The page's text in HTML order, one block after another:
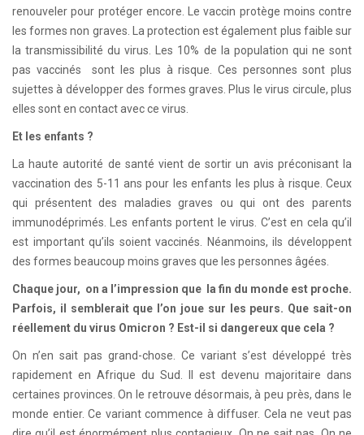
renouveler pour protéger encore. Le vaccin protège moins contre
les formes non graves. La protection est également plus faible sur
la transmissibilité du virus. Les 10% de la population qui ne sont
pas vaccinés sont les plus à risque. Ces personnes sont plus
sujettes à développer des formes graves. Plus le virus circule, plus
elles sont en contact avec ce virus.
Et les enfants ?
La haute autorité de santé vient de sortir un avis préconisant la
vaccination des 5-11 ans pour les enfants les plus à risque. Ceux
qui présentent des maladies graves ou qui ont des parents
immunodéprimés. Les enfants portent le virus. C’est en cela qu’il
est important qu’ils soient vaccinés. Néanmoins, ils développent
des formes beaucoup moins graves que les personnes âgées.
Chaque jour, on a l’impression que la fin du monde est proche.
Parfois, il semblerait que l’on joue sur les peurs. Que sait-on
réellement du virus Omicron ? Est-il si dangereux que cela ?
On n’en sait pas grand-chose. Ce variant s’est développé très
rapidement en Afrique du Sud. Il est devenu majoritaire dans
certaines provinces. On le retrouve désormais, à peu près, dans le
monde entier. Ce variant commence à diffuser. Cela ne veut pas